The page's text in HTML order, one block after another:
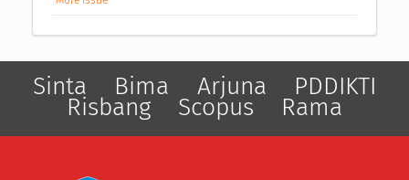
Sinta Bima Arjuna PDDIKTI
Risbang Scopus Rama